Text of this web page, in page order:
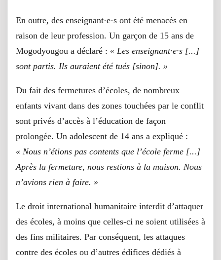
En outre, des enseignant·e·s ont été menacés en
raison de leur profession. Un garçon de 15 ans de
Mogodyougou a déclaré : « Les enseignant·e·s [...]
sont partis. Ils auraient été tués [sinon]. »
Du fait des fermetures d’écoles, de nombreux
enfants vivant dans des zones touchées par le conflit
sont privés d’accès à l’éducation de façon
prolongée. Un adolescent de 14 ans a expliqué :
« Nous n’étions pas contents que l’école ferme [...]
Après la fermeture, nous restions à la maison. Nous
n’avions rien à faire. »
Le droit international humanitaire interdit d’attaquer
des écoles, à moins que celles-ci ne soient utilisées à
des fins militaires. Par conséquent, les attaques
contre des écoles ou d’autres édifices dédiés à